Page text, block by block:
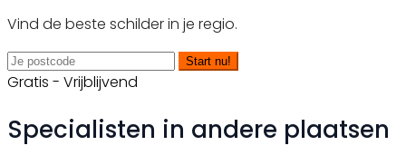
Vind de beste schilder in je regio.
Start nu!
Gratis - Vrijblijvend
Specialisten in andere plaatsen